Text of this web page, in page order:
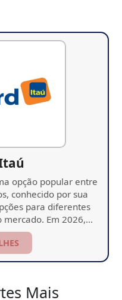
opção popular entre
conhecido por sua
para diferentes
mercado. Em 2026,…
Mais